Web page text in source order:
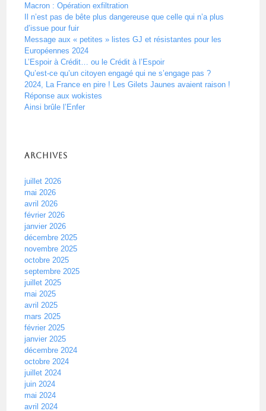
Macron : Opération exfiltration
Il n’est pas de bête plus dangereuse que celle qui n’a plus
d’issue pour fuir
Message aux « petites » listes GJ et résistantes pour les
Européennes 2024
L’Espoir à Crédit… ou le Crédit à l’Espoir
Qu’est-ce qu’un citoyen engagé qui ne s’engage pas ?
2024, La France en pire ! Les Gilets Jaunes avaient raison !
Réponse aux wokistes
Ainsi brûle l’Enfer
Archives
juillet 2026
mai 2026
avril 2026
février 2026
janvier 2026
décembre 2025
novembre 2025
octobre 2025
septembre 2025
juillet 2025
mai 2025
avril 2025
mars 2025
février 2025
janvier 2025
décembre 2024
octobre 2024
juillet 2024
juin 2024
mai 2024
avril 2024